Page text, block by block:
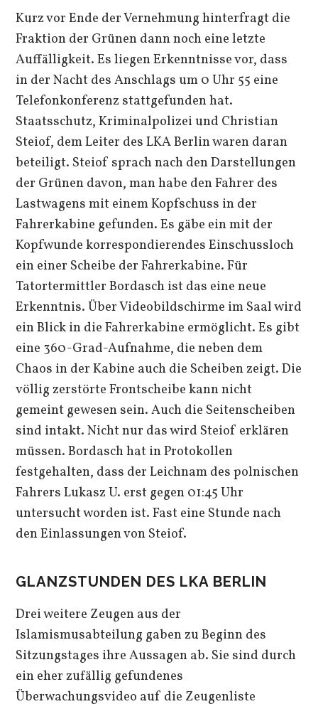
Kurz vor Ende der Vernehmung hinterfragt die
Fraktion der Grünen dann noch eine letzte
Auffälligkeit. Es liegen Erkenntnisse vor, dass
in der Nacht des Anschlags um 0 Uhr 55 eine
Telefonkonferenz stattgefunden hat.
Staatsschutz, Kriminalpolizei und Christian
Steiof, dem Leiter des LKA Berlin waren daran
beteiligt. Steiof sprach nach den Darstellungen
der Grünen davon, man habe den Fahrer des
Lastwagens mit einem Kopfschuss in der
Fahrerkabine gefunden. Es gäbe ein mit der
Kopfwunde korrespondierendes Einschussloch
ein einer Scheibe der Fahrerkabine. Für
Tatortermittler Bordasch ist das eine neue
Erkenntnis. Über Videobildschirme im Saal wird
ein Blick in die Fahrerkabine ermöglicht. Es gibt
eine 360-Grad-Aufnahme, die neben dem
Chaos in der Kabine auch die Scheiben zeigt. Die
völlig zerstörte Frontscheibe kann nicht
gemeint gewesen sein. Auch die Seitenscheiben
sind intakt. Nicht nur das wird Steiof erklären
müssen. Bordasch hat in Protokollen
festgehalten, dass der Leichnam des polnischen
Fahrers Lukasz U. erst gegen 01:45 Uhr
untersucht worden ist. Fast eine Stunde nach
den Einlassungen von Steiof.
GLANZSTUNDEN DES LKA BERLIN
Drei weitere Zeugen aus der
Islamismusabteilung gaben zu Beginn des
Sitzungstages ihre Aussagen ab. Sie sind durch
ein eher zufällig gefundenes
Überwachungsvideo auf die Zeugenliste